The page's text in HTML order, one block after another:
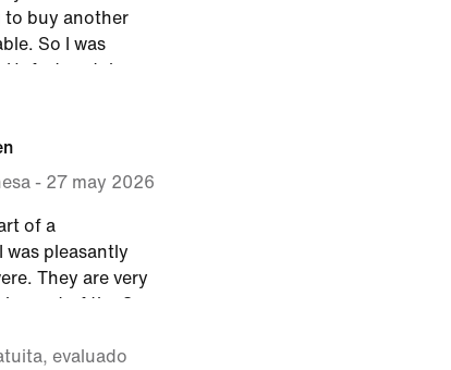
to buy another
So I was
-
a 10 with
trying a
feel as
- 27 may 2026
of a
was pleasantly
They are very
out of the 8
eight and they
going to keep
evaluado